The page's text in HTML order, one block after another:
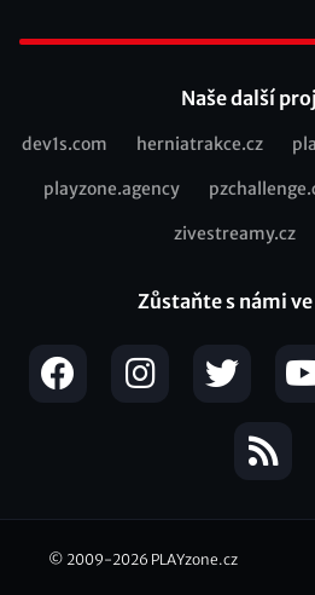
Naše další
Recommended
dev1s.com herniatrakce.cz
playzone.agency
zivestreamy.cz
Zůstaňte s námi
© 2009-2026 PLAYzone.cz